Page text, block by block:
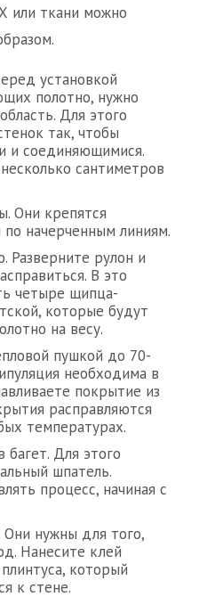
или ткани можно
установкой
полотно, нужно
Для этого
так, чтобы
и соединяющимися.
сантиметров
Они крепятся
начерченным линиям.
Разверните рулон и
В это
четыре щипца-
которые будут
на весу.
пушкой до 70-
необходима в
покрытие из
расправляются
температурах.
багет. Для этого
шпатель.
процесс, начиная с
Они нужны для того,
Нанесите клей
который
к стене.